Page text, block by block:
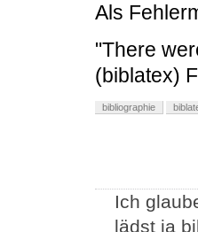
Als
"There
(biblatex)
bibliographie
Ich
lädst ja